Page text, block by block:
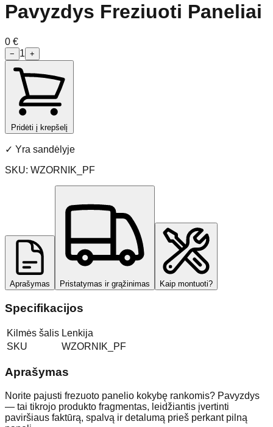
Pavyzdys Freziuoti Paneliai
0 €
− 1 +
Pridėti į krepšelį
✓ Yra sandėlyje
SKU: WZORNIK_PF
Aprašymas Pristatymas ir grąžinimas Kaip montuoti?
Specifikacijos
Kilmės šalis Lenkija
SKU
WZORNIK_PF
Aprašymas
Norite pajusti frezuoto panelio kokybę rankomis? Pavyzdys
— tai tikrojo produkto fragmentas, leidžiantis įvertinti
paviršiaus faktūrą, spalvą ir detalumą prieš perkant pilną